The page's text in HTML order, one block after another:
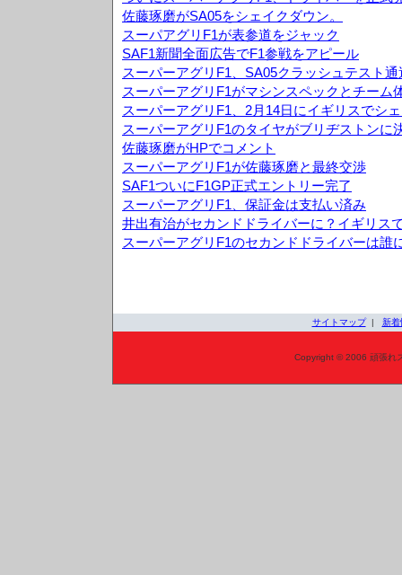
佐藤琢磨がSA05をシェイクダウン。
スーパアグリF1が表参道をジャック
SAF1新聞全面広告でF1参戦をアピール
スーパーアグリF1、SA05クラッシュテスト通
スーパーアグリF1がマシンスペックとチーム
スーパーアグリF1、2月14日にイギリスでシ
スーパーアグリF1のタイヤがブリヂストンに
佐藤琢磨がHPでコメント
スーパーアグリF1が佐藤琢磨と最終交渉
SAF1ついにF1GP正式エントリー完了
スーパーアグリF1、保証金は支払い済み
井出有治がセカンドドライバーに？イギリス
スーパーアグリF1のセカンドドライバーは誰
サイトマップ| 新着
Copyright © 2006 頑張れ